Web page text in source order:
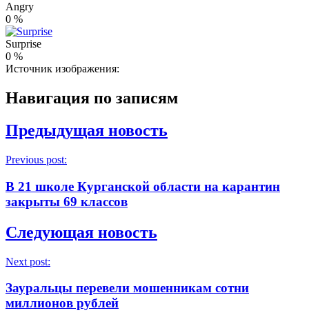
Angry
0 %
Surprise
0 %
Источник изображения:
Навигация по записям
Предыдущая новость
Previous post:
В 21 школе Курганской области на карантин
закрыты 69 классов
Следующая новость
Next post:
Зауральцы перевели мошенникам сотни
миллионов рублей